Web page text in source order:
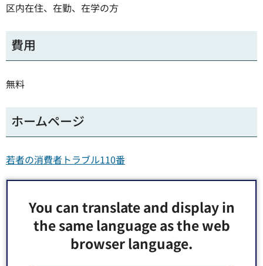
You can translate and display in
the same language as the web
browser language.
区内在住、在勤、在学の方
費用
無料
ホームページ
若者の消費者トラブル110番
地域振興部 経済課 消費者センター
郵便番号135-0011 東京都江東区扇橋3丁目22番2号